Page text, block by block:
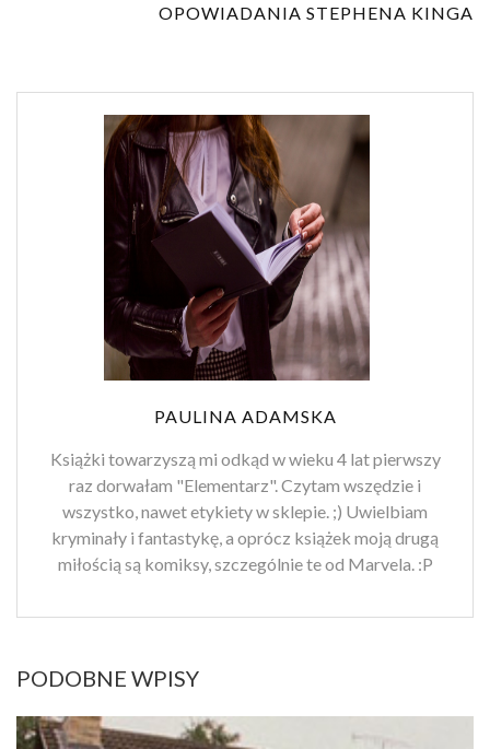
OPOWIADANIA STEPHENA KINGA
PAULINA ADAMSKA
Książki towarzyszą mi odkąd w wieku 4 lat pierwszy
raz dorwałam "Elementarz". Czytam wszędzie i
wszystko, nawet etykiety w sklepie. ;) Uwielbiam
kryminały i fantastykę, a oprócz książek moją drugą
miłością są komiksy, szczególnie te od Marvela. :P
PODOBNE WPISY